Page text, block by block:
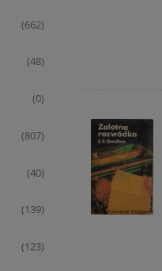
(662)
(48)
(0)
(807)
(40)
(139)
(123)